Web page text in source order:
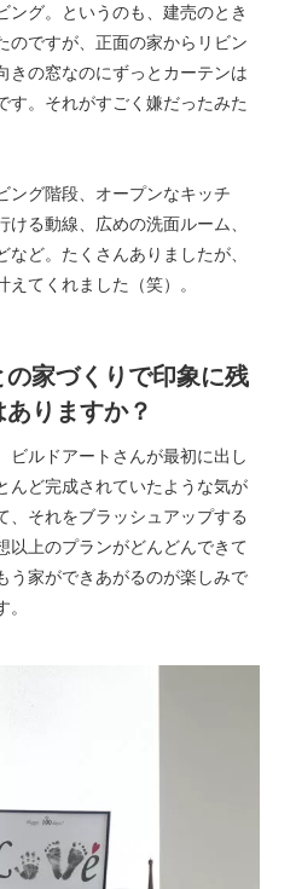
ング。というのも、建売のとき
のですが、正面の家からリビン
きの窓なのにずっとカーテンは
す。それがすごく嫌だったみた
ング階段、オープンなキッチ
る動線、広めの洗面ルーム、
ど。たくさんありましたが、
てくれました（笑）。
の家づくりで印象に残
りますか？
ビルドアートさんが最初に出し
んど完成されていたような気が
、それをブラッシュアップする
以上のプランがどんどんできて
う家ができあがるのが楽しみで